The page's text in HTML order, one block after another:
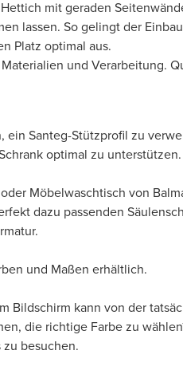
mit geraden
lassen. So gelingt der Einbau
Platz optimal aus.
und Verarbeitung.
Santeg-Stützprofil zu
optimal zu unterstützen.
Möbelwaschtisch von
dazu passenden
und Maßen erhältlich.
Bildschirm kann von der
die richtige Farbe zu
besuchen.